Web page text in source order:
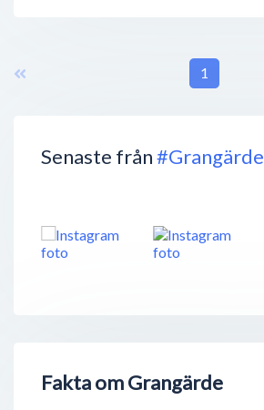
Senaste från#Grangärde
Fakta om Grangärde
1